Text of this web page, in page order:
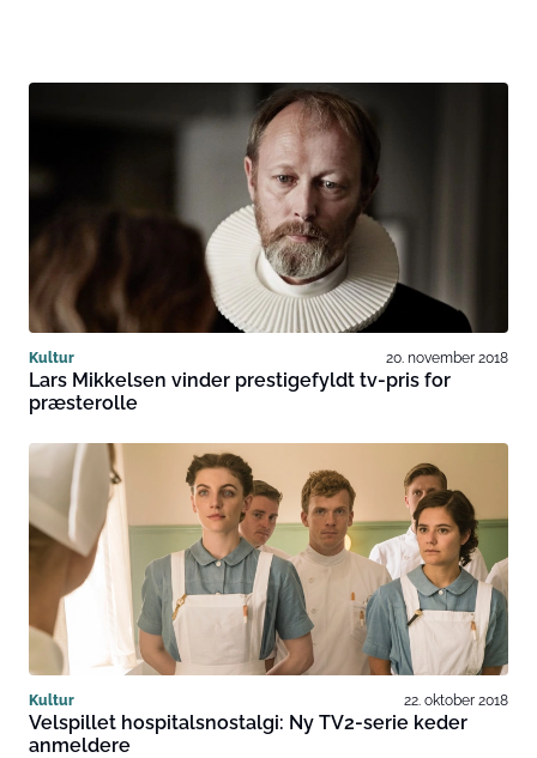
Kultur 20. november 2018
Lars Mikkelsen vinder prestigefyldt tv-pris for
præsterolle
Kultur 22. oktober 2018
Velspillet hospitalsnostalgi: Ny TV2-serie keder
anmeldere